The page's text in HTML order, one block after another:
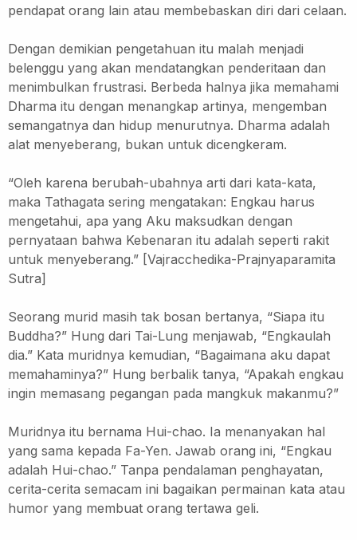
pendapat orang lain atau membebaskan diri dari celaan.
Dengan demikian pengetahuan itu malah menjadi
belenggu yang akan mendatangkan penderitaan dan
menimbulkan frustrasi. Berbeda halnya jika memahami
Dharma itu dengan menangkap artinya, mengemban
semangatnya dan hidup menurutnya. Dharma adalah
alat menyeberang, bukan untuk dicengkeram.
“Oleh karena berubah-ubahnya arti dari kata-kata,
maka Tathagata sering mengatakan: Engkau harus
mengetahui, apa yang Aku maksudkan dengan
pernyataan bahwa Kebenaran itu adalah seperti rakit
untuk menyeberang.” [Vajracchedika-Prajnyaparamita
Sutra]
Seorang murid masih tak bosan bertanya, “Siapa itu
Buddha?” Hung dari Tai-Lung menjawab, “Engkaulah
dia.” Kata muridnya kemudian, “Bagaimana aku dapat
memahaminya?” Hung berbalik tanya, “Apakah engkau
ingin memasang pegangan pada mangkuk makanmu?”
Muridnya itu bernama Hui-chao. Ia menanyakan hal
yang sama kepada Fa-Yen. Jawab orang ini, “Engkau
adalah Hui-chao.” Tanpa pendalaman penghayatan,
cerita-cerita semacam ini bagaikan permainan kata atau
humor yang membuat orang tertawa geli.